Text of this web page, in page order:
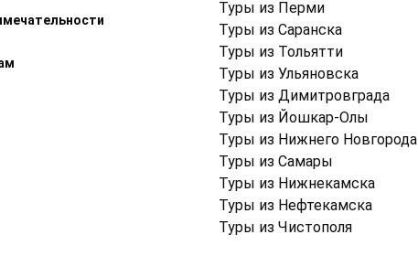
Туры из Перми
Туры из Саранска
Туры из Тольятти
Туры из Ульяновска
Туры из Димитровграда
Туры из Йошкар-Олы
Туры из Нижнего Новгорода
Туры из Самары
Туры из Нижнекамска
Туры из Нефтекамска
Туры из Чистополя